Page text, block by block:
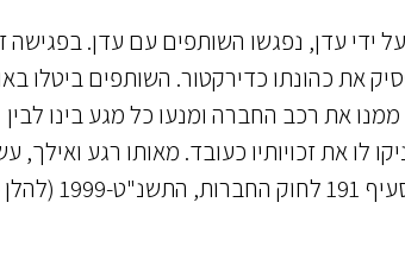
על ידי עדן, נפגשו השותפים עם עדן. בפגישה
את כהונתו כדירקטור. השותפים ביטלו
את רכב החברה ומנעו כל מגע בינו לבין
את זכויותיו כעובד. מאותו רגע ואילך,
השותפים באדמירל כבשלם ובכך ביצעו "קיפוח המיעוט" כקבוע בסעיף 191 לחוק